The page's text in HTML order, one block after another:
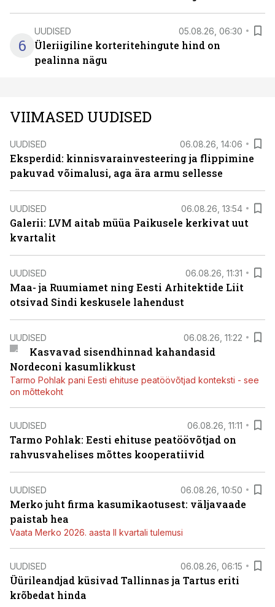
6
UUDISED 05.08.26, 06:30
Üleriigiline korteritehingute hind on
pealinna nägu
VIIMASED UUDISED
UUDISED 06.08.26, 14:06
Eksperdid: kinnisvarainvesteering ja flippimine
pakuvad võimalusi, aga ära armu sellesse
UUDISED 06.08.26, 13:54
Galerii: LVM aitab müüa Paikusele kerkivat uut
kvartalit
UUDISED 06.08.26, 11:31
Maa- ja Ruumiamet ning Eesti Arhitektide Liit
otsivad Sindi keskusele lahendust
UUDISED 06.08.26, 11:22
Kasvavad sisendhinnad kahandasid
Nordeconi kasumlikkust
Tarmo Pohlak pani Eesti ehituse peatöövõtjad konteksti - see
on mõttekoht
UUDISED 06.08.26, 11:11
Tarmo Pohlak: Eesti ehituse peatöövõtjad on
rahvusvahelises mõttes kooperatiivid
UUDISED 06.08.26, 10:50
Merko juht firma kasumikaotusest: väljavaade
paistab hea
Vaata Merko 2026. aasta II kvartali tulemusi
UUDISED 06.08.26, 06:15
Üürileandjad küsivad Tallinnas ja Tartus eriti
krõbedat hinda